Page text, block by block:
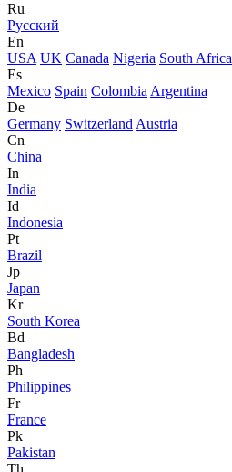
Ru
Русский
En
USA UK Canada Nigeria South Africa
Es
Mexico Spain Colombia Argentina
De
Germany Switzerland Austria
Cn
China
In
India
Id
Indonesia
Pt
Brazil
Jp
Japan
Kr
South Korea
Bd
Bangladesh
Ph
Philippines
Fr
France
Pk
Pakistan
Th